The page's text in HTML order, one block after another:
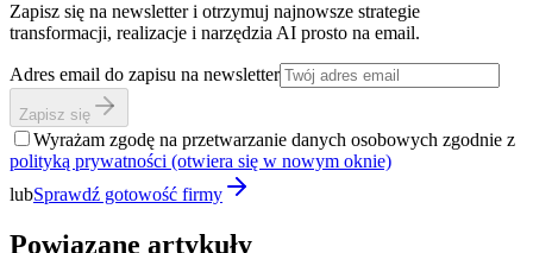
Zapisz się na newsletter i otrzymuj najnowsze strategie
transformacji, realizacje i narzędzia AI prosto na email.
Adres email do zapisu na newsletter
Zapisz się
Wyrażam zgodę na przetwarzanie danych osobowych zgodnie z
polityką prywatności (otwiera się w nowym oknie)
lubSprawdź gotowość firmy
Powiązane artykuły